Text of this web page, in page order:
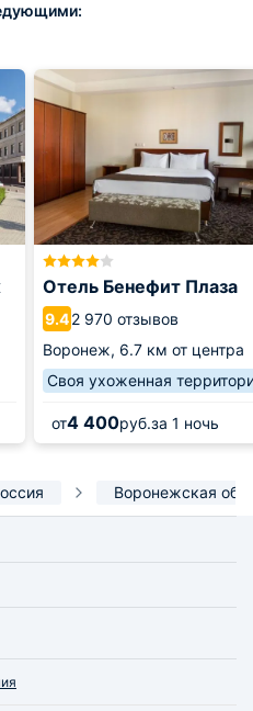
Отель Бенефит Плаза
9.42 970 отзывов
Воронеж, 6.7 км от центра
Своя ухоженная
от4 400руб.за 1 ночь
Воронежская